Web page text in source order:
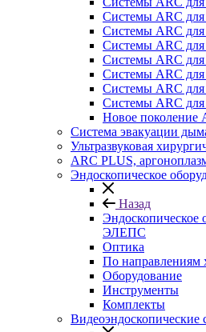
Системы ARC для
Системы ARC
Системы ARC
Системы ARC для
Системы ARC для
Системы ARC для
Системы ARC для
Новое поколение
Система эвакуации
Ультразвуковая
ARC PLUS,
Эндоскопическое
Назад
Эндоскопическое
ЭЛЕПС
Оптика
По направлениям
Оборудование
Инструменты
Комплекты